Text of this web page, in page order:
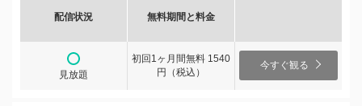
配信状況 無料期間と料金
見放題
初回1ヶ月間無料 1540
円（税込）
今すぐ観る